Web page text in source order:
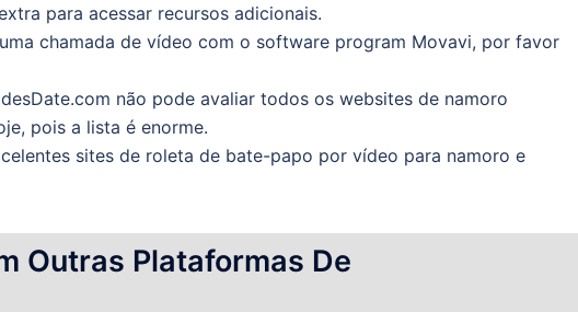
para acessar recursos adicionais.
chamada de vídeo com o software program Movavi, por favor
não pode avaliar todos os websites de namoro
pois a lista é enorme.
sites de roleta de bate-papo por vídeo para namoro e
Outras Plataformas De